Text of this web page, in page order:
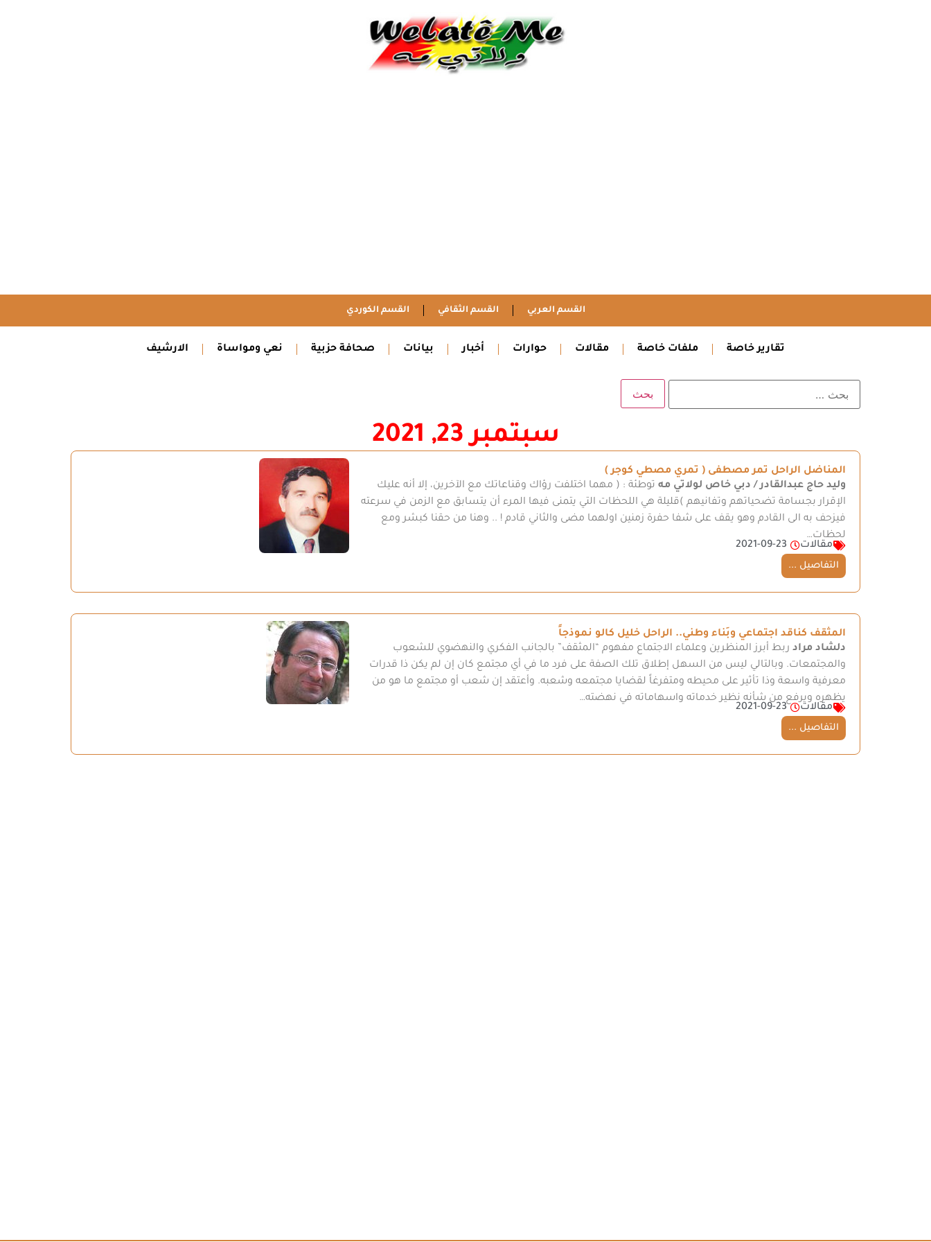
القسم العربي القسم الثقافي القسم الكوردي
تقارير خاصة ملفات خاصة مقالات حوارات أخبار بيانات صحافة حزبية نعي ومواساة الارشيف
سبتمبر 23, 2021
المناضل الراحل تمر مصطفى ( تمري مصطي كوجر )
وليد حاج عبدالقادر / دبي خاص لولاتي مه توطئة : ( مهما اختلفت رؤاك وقناعاتك مع الآخرين، إلا أنه عليك
الإقرار بجسامة تضحياتهم وتفانيهم )قليلة هي اللحظات التي يتمنى فيها المرء أن يتسابق مع الزمن في سرعته
فيزحف به الى القادم وهو يقف على شفا حفرة زمنين اولهما مضى والثاني قادم ! .. وهنا من حقنا كبشر ومع
لحظات…
مقالات
2021-09-23
التفاصيل ...
المثقف كناقد اجتماعي وبَناء وطني.. الراحل خليل كالو نموذجاً
دلشاد مراد ربط أبرز المنظرين وعلماء الاجتماع مفهوم “المثقف” بالجانب الفكري والنهضوي للشعوب
والمجتمعات. وبالتالي ليس من السهل إطلاق تلك الصفة على فرد ما في أي مجتمع كان إن لم يكن ذا قدرات
معرفية واسعة وذا تأثير على محيطه ومتفرغاً لقضايا مجتمعه وشعبه. وأعتقد إن شعب أو مجتمع ما هو من
يظهره ويرفع من شأنه نظير خدماته واسهاماته في نهضته…
مقالات
2021-09-23
التفاصيل ...